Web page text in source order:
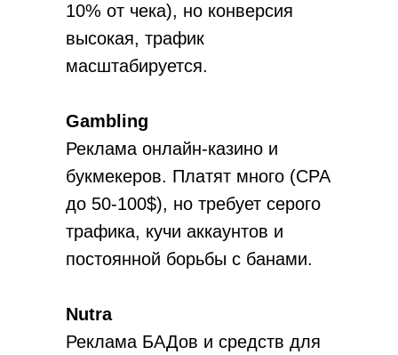
10% от чека), но конверсия
высокая, трафик
масштабируется.
Gambling
Реклама онлайн-казино и
букмекеров. Платят много (CPA
до 50-100$), но требует серого
трафика, кучи аккаунтов и
постоянной борьбы с банами.
Nutra
Реклама БАДов и средств для